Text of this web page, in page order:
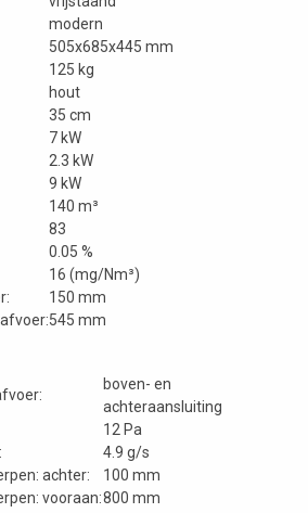
modern
505x685x445 mm
125 kg
hout
35 cm
7 kW
2.3 kW
9 kW
140 m³
83
0.05 %
16 (mg/Nm³)
150 mm
545 mm
boven- en
achteraansluiting
12 Pa
4.9 g/s
achter:
100 mm
vooraan:800 mm